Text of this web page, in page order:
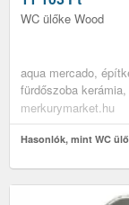
WC ülőke Wood
aqua mercado,
fürdőszoba
merkurymarket.hu
Hasonlók, mint WC